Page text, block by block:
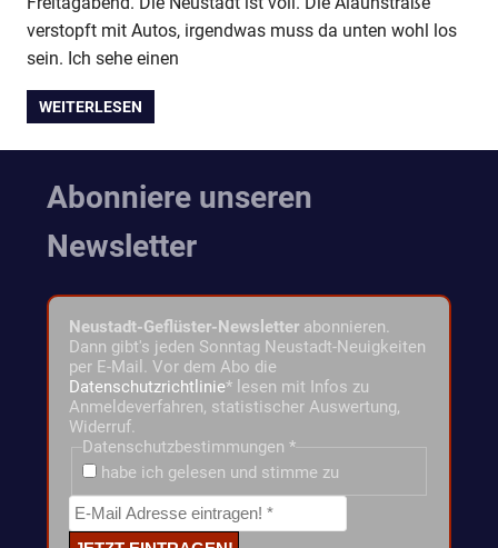
verstopft mit Autos, irgendwas muss da unten wohl los
sein. Ich sehe einen
WEITERLESEN
Abonniere unseren
Newsletter
Neustadt-Geflüster-Newsletter abonnieren.
Dann gibt's jeden Sonntag Neustadt-Neuigkeiten
per E-Mail. Vor dem Abo die
Datenschutzrichtlinie* lesen mit Infos zu
Anmeldeverfahren, statistischer Auswertung,
Widerruf.
Datenschutzbestimmungen *
habe ich gelesen und stimme zu